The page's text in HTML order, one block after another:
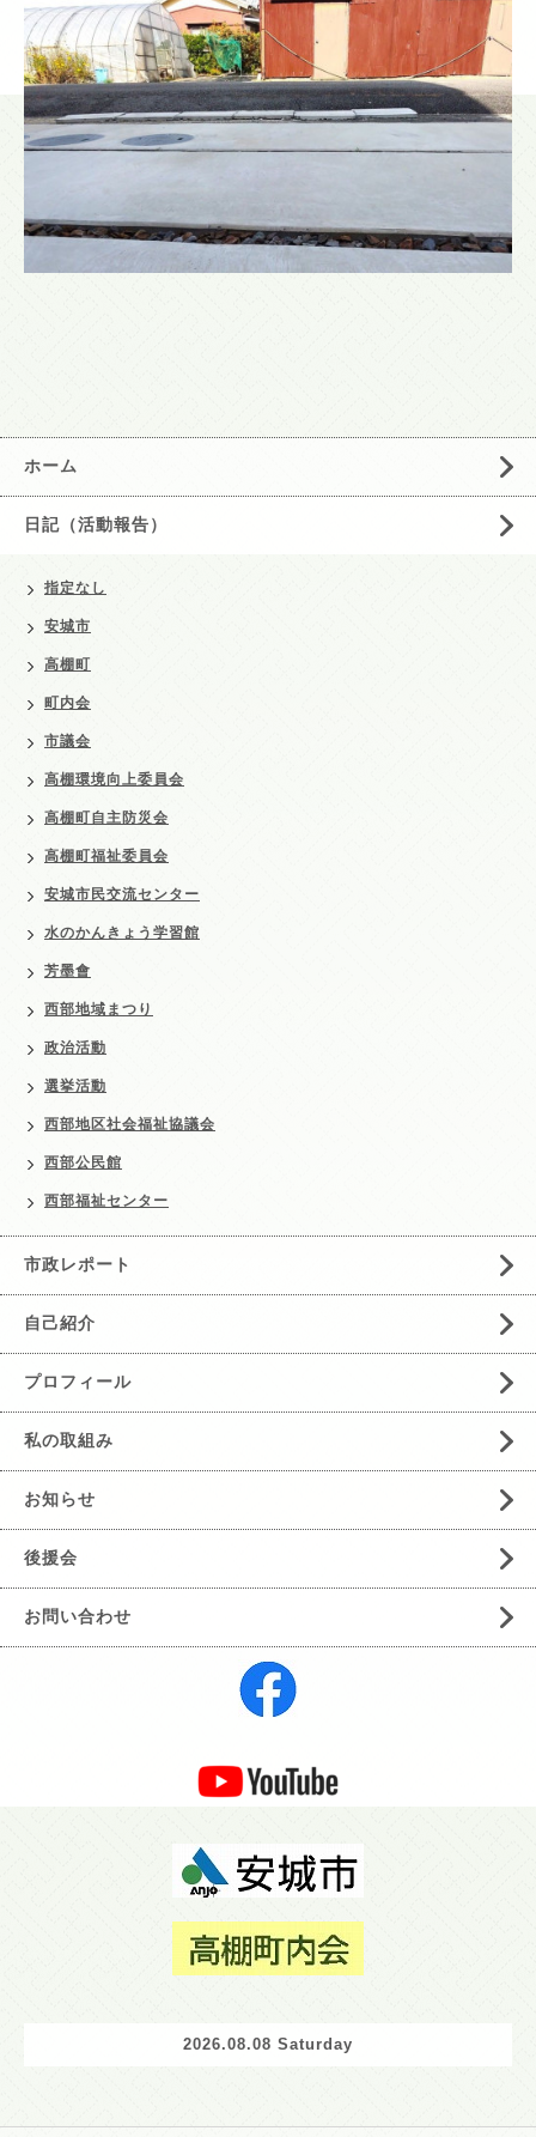
ホーム
日記（活動報告）
指定なし
安城市
高棚町
町内会
市議会
高棚環境向上委員会
高棚町自主防災会
高棚町福祉委員会
安城市民交流センター
水のかんきょう学習館
芳墨會
西部地域まつり
政治活動
選挙活動
西部地区社会福祉協議会
西部公民館
西部福祉センター
市政レポート
自己紹介
プロフィール
私の取組み
お知らせ
後援会
お問い合わせ
2026.08.08 Saturday